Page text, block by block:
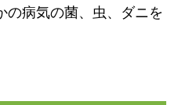
の病気の菌、虫、ダニを